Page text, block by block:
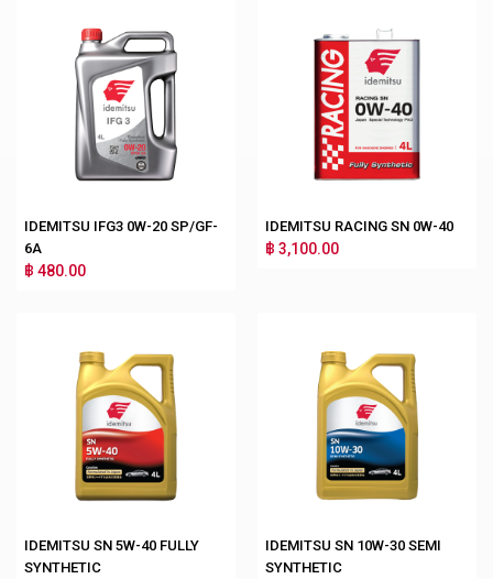
IDEMITSU IFG3 0W-20 SP/GF-
6A
฿ 480.00
IDEMITSU RACING SN 0W-40
฿ 3,100.00
IDEMITSU SN 5W-40 FULLY
SYNTHETIC
IDEMITSU SN 10W-30 SEMI
SYNTHETIC